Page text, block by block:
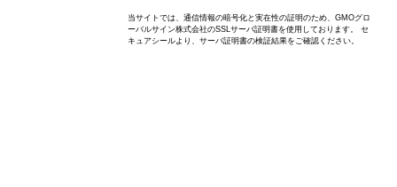
当サイトでは、通信情報の暗号化と実在性の証明のため、GMOグロ
ーバルサイン株式会社のSSLサーバ証明書を使用しております。 セ
キュアシールより、サーバ証明書の検証結果をご確認ください。